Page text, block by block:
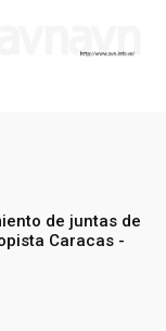
de juntas de
Caracas -